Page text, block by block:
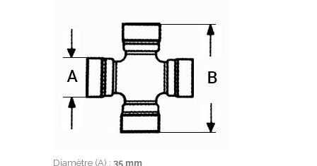
Diamètre (A) : 35 mm